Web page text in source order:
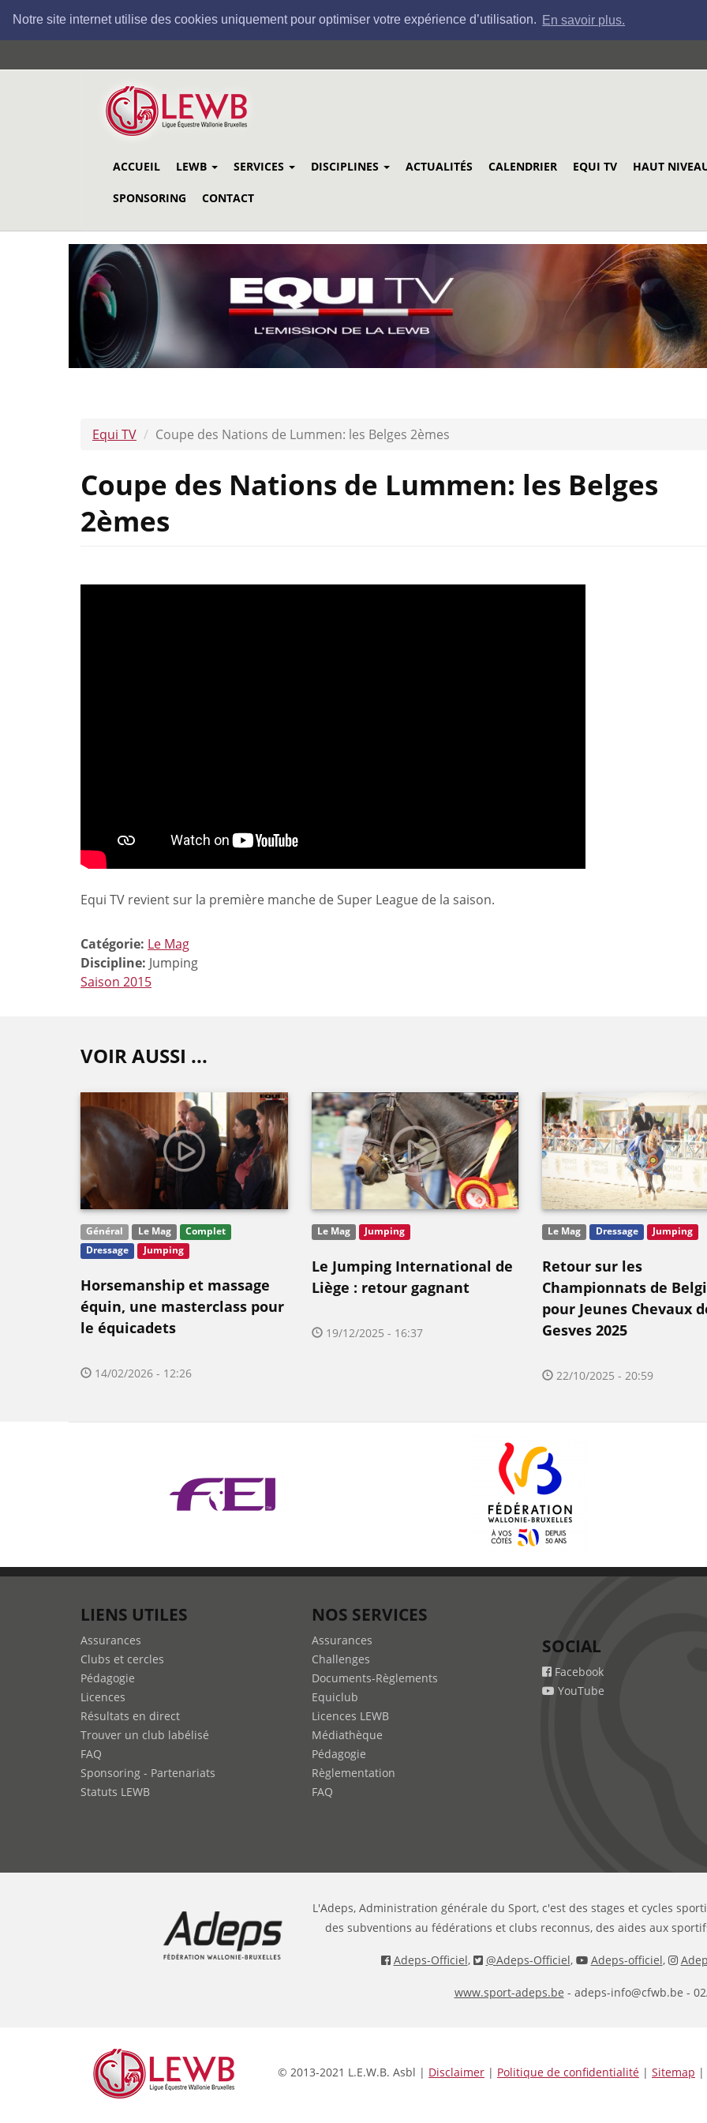
Notre site internet utilise des cookies uniquement pour optimiser votre expérience d’utilisation. En savoir plus.
au
ACCUEIL LEWB SERVICES DISCIPLINES ACTUALITÉS CALENDRIER EQUI TV HAUT
SPONSORING CONTACT
Equi TV Coupe des Nations de Lummen: les Belges 2èmes
Coupe des Nations de Lummen: les Belges
2èmes
Equi TV revient sur la première manche de Super League de la saison.
Catégorie: Le Mag
Discipline: Jumping
Saison 2015
VOIR AUSSI ...
Général Le Mag
Complet
Dressage
Jumping
Horsemanship et massage
équin, une masterclass pour
le équicadets
14/02/2026 - 12:26
Le Mag Jumping
Le Jumping International de
Liège : retour gagnant
19/12/2025 - 16:37
Le Mag Dressage Jumping
Retour sur les
Championnats de
pour Jeunes Chevaux
Gesves 2025
22/10/2025 - 20:59
LIENS UTILES
Assurances
Clubs et cercles
Pédagogie
Licences
Résultats en direct
Trouver un club labélisé
FAQ
Sponsoring - Partenariats
Statuts LEWB
NOS SERVICES
Assurances
Challenges
Documents-Règlements
Equiclub
Licences LEWB
Médiathèque
Pédagogie
Règlementation
FAQ
SOCIAL
Facebook
YouTube
L'Adeps, Administration générale du Sport, c'est des stages et cycles
des subventions au fédérations et clubs reconnus, des aides aux
Adeps-Officiel, @Adeps-Officiel, Adeps-officiel,
www.sport-adeps.be - adeps-info@cfwb.be -
© 2013-2021 L.E.W.B. Asbl | Disclaimer | Politique de confidentialité | Sitemap |